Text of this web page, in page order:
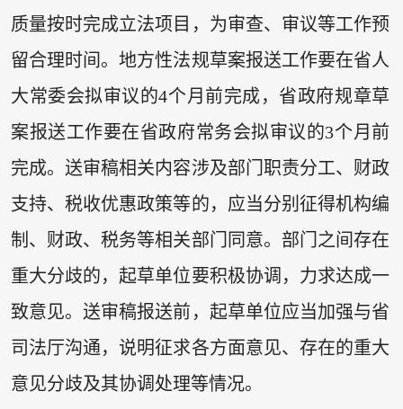
质量按时完成立法项目，为审查、审议等工作预
留合理时间。地方性法规草案报送工作要在省人
大常委会拟审议的4个月前完成，省政府规章草
案报送工作要在省政府常务会拟审议的3个月前
完成。送审稿相关内容涉及部门职责分工、财政
支持、税收优惠政策等的，应当分别征得机构编
制、财政、税务等相关部门同意。部门之间存在
重大分歧的，起草单位要积极协调，力求达成一
致意见。送审稿报送前，起草单位应当加强与省
司法厅沟通，说明征求各方面意见、存在的重大
意见分歧及其协调处理等情况。